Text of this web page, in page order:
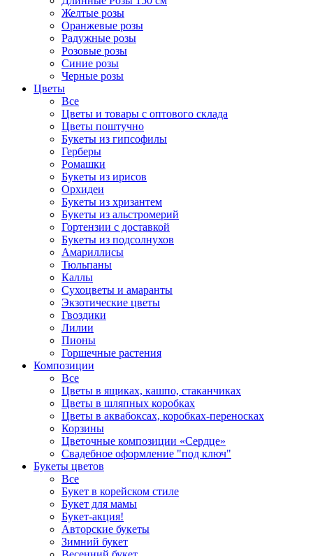
Желтые розы
Оранжевые розы
Радужные розы
Розовые розы
Синие розы
Черные розы
Цветы
Все
Цветы и товары с оптового склада
Цветы поштучно
Букеты из гипсофилы
Герберы
Ромашки
Букеты из ирисов
Орхидеи
Букеты из хризантем
Букеты из альстромерий
Гортензии с доставкой
Букеты из подсолнухов
Амариллисы
Тюльпаны
Каллы
Сухоцветы и амаранты
Экзотические цветы
Гвоздики
Лилии
Пионы
Горшечные растения
Композиции
Все
Цветы в ящиках, кашпо, стаканчиках
Цветы в шляпных коробках
Цветы в аквабоксах, коробках-переносках
Корзины
Цветочные композиции «Сердце»
Свадебное оформление "под ключ"
Букеты цветов
Все
Букет в корейском стиле
Букет для мамы
Букет-акция!
Авторские букеты
Зимний букет